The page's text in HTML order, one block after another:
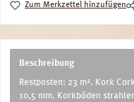
Zum Merkzettel hinzufügen
Beschreibung
Restposten: 23 m². Kork
10,5 mm. Korkböden